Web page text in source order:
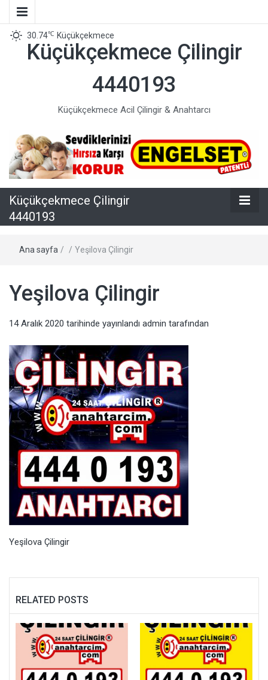
30.74℃ Küçükçekmece
Küçükçekmece Çilingir
4440193
Küçükçekmece Acil Çilingir & Anahtarcı
Küçükçekmece Çilingir
4440193
Ana sayfa / / Yeşilova Çilingir
Yeşilova Çilingir
14 Aralık 2020 tarihinde yayınlandı admin tarafından
Yeşilova Çilingir
RELATED POSTS